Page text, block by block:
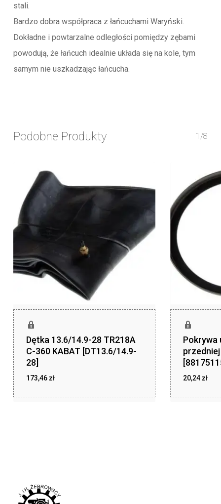
stali.
Bardzo dobra współpraca z łańcuchami Waryński.
Dokładne i powtarzalne odległości pomiędzy zębami
powodują, że łańcuch idealnie układa się na kole, tym
samym nie uszkadzając łańcucha.
Podobne Produkty 1/8
Dętka 13.6/14.9-28 TR218A
C-360 KABAT [DT13.6/14.9-
28]
173,46 zł
Pokrywa
20,24 zł